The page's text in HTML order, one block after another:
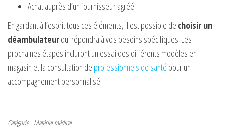
Achat auprès d’un fournisseur agréé.
En gardant à l’esprit tous ces éléments, il est possible de choisir un
déambulateurqui répondra à vos besoins spécifiques. Les
prochaines étapes incluront un essai des différents modèles en
magasin et la consultation de professionnels de santé pour un
accompagnement personnalisé.
Catégorie Matériel médical